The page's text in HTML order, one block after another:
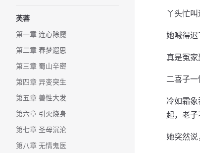
芙蓉
第一章 连心除魔
第二章 春梦遐思
第三章 蜀山辛密
第四章 异变突生
第五章 兽性大发
第六章 引火烧身
第七章 圣母沉沦
第八章 无情鬼医
丫头忙叫
她喊得迟
真是冤
二喜子一
冷如霜
起，老子
她突然说